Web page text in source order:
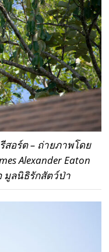
สอร์ต – ถ่ายภาพโดย
Alexander Eaton
มูลนิธิรักสัตว์ป่า